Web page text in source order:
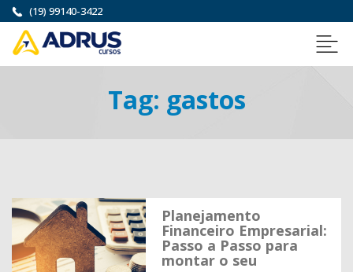
(19) 99140-3422
Tag: gastos
Planejamento
Financeiro Empresarial:
Passo a Passo para
montar o seu